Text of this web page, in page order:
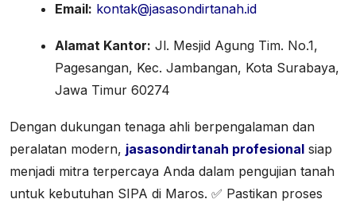
Email: kontak@jasasondirtanah.id
Alamat Kantor: Jl. Mesjid Agung Tim. No.1,
Pagesangan, Kec. Jambangan, Kota Surabaya,
Jawa Timur 60274
Dengan dukungan tenaga ahli berpengalaman dan
peralatan modern, jasasondirtanah profesional siap
menjadi mitra terpercaya Anda dalam pengujian tanah
untuk kebutuhan SIPA di Maros. ✅ Pastikan proses